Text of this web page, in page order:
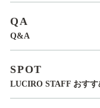
QA
Q&A
SPOT
LUCIRO STAFF おす